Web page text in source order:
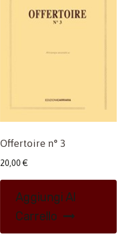
Offertoire n° 3
20,00 €
Aggiungi Al
Carrello